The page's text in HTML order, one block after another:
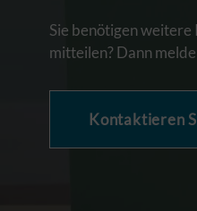
Sie benötigen
mitteilen? Dann
Kontaktieren